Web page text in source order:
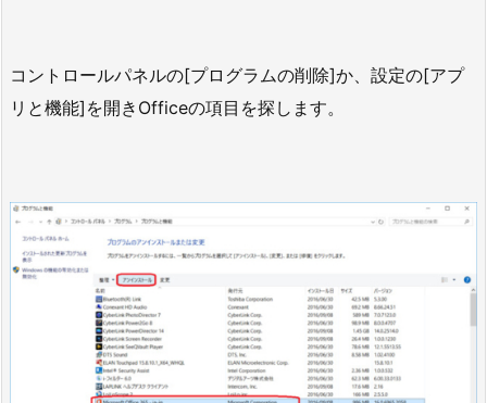
コントロールパネルの[プログラムの削除]か、設定の[アプ
リと機能]を開きOfficeの項目を探します。